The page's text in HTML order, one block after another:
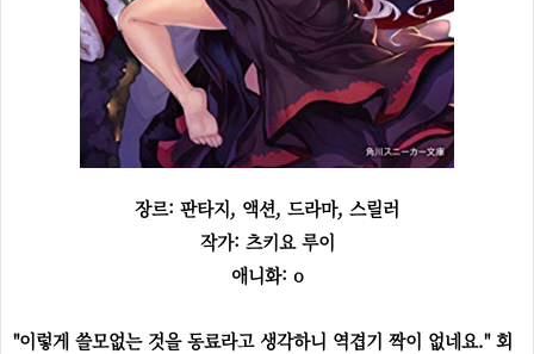
장르: 판타지, 액션, 드라마, 스릴러
작가: 츠키요 루이
애니화: o
"이렇게 쓸모없는 것을 동료라고 생각하니 역겹기 짝이 없네요." 회